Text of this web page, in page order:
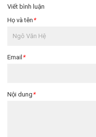
Viết bình luận
Họ và tên *
Email *
Nội dung *